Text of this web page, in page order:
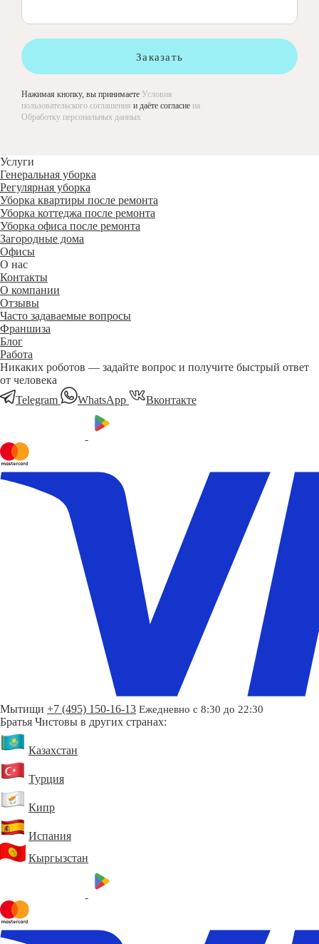
Заказать
Нажимая кнопку, вы принимаете Условия
пользовательского соглашения и даёте согласие на
Обработку персональных данных
Услуги
Генеральная уборка
Регулярная уборка
Уборка квартиры после ремонта
Уборка коттеджа после ремонта
Уборка офиса после ремонта
Загородные дома
Офисы
О нас
Контакты
О компании
Отзывы
Часто задаваемые вопросы
Франшиза
Блог
Работа
Никаких роботов — задайте вопрос и получите быстрый ответ
от человека
Telegram
WhatsApp Вконтакте
Мытищи +7 (495) 150-16-13 Ежедневно с 8:30 до 22:30
Братья Чистовы в других странах:
Казахстан
Турция
Кипр
Испания
Кыргызстан